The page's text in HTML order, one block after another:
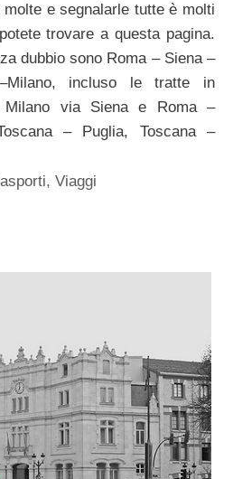
e segnalarle tutte è molti
trovare a questa pagina.
dubbio sono Roma – Siena –
incluso le tratte in
Milano via Siena e Roma –
– Puglia, Toscana –
,Viaggi